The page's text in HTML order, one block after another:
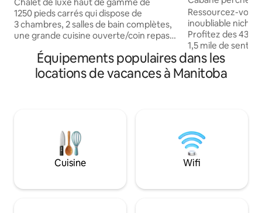
1250 pieds carrés qui dispose de
3 chambres, 2 salles de bain complètes,
une grande cuisine ouverte/coin repas
cheminée, avec une vue fantastique
depuis les 3 grandes portes patio.
Construite en 2020, cette maison
parfaite pour les divertissements. Situé à
quelques pas du parc national du Mont-
Riding, cet endroit est parfait pour une
escapade d'un week-end. Numéro de
06-2024
Ressourcez-vous
inoubliable niché
Profitez des 43
1,5 mile de sentiers
d'autres sentiers
de fond
provinciale de
cabane dans les
les couples et les familles !
niveau du sol est
empêcher les
pour 7 personnes.
Équipements populaires dans les
locations de vacances à Manitoba
Cuisine Wifi